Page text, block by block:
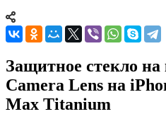
Защитное стекло на
Camera Lens на
Max Titanium